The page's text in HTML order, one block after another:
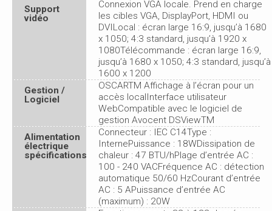
Support
vidéo
Connexion VGA locale. Prend en charge
les cibles VGA, DisplayPort, HDMI ou
DVILocal : écran large 16:9, jusqu’à 1680
x 1050; 4:3 standard, jusqu’à 1920 x
1080Télécommande : écran large 16:9,
jusqu’à 1680 x 1050; 4:3 standard, jusqu’à
1600 x 1200
Gestion /
Logiciel
OSCARTM Affichage à l’écran pour un
accès localInterface utilisateur
WebCompatible avec le logiciel de
gestion Avocent DSViewTM
Alimentation
électrique
spécifications
Connecteur : IEC C14Type :
InternePuissance : 18WDissipation de
chaleur : 47 BTU/hPlage d’entrée AC :
100 - 240 VACFréquence AC : détection
automatique 50/60 HzCourant d’entrée
AC : 5 APuissance d’entrée AC
(maximum) : 20W